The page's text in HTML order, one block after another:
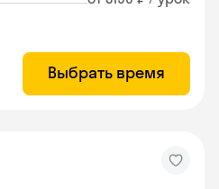
Выбрать время